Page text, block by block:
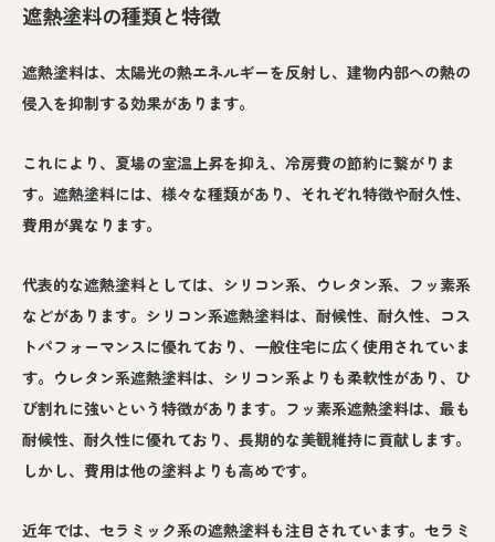
遮熱塗料の種類と特徴
遮熱塗料は、太陽光の熱エネルギーを反射し、建物内部への熱の
侵入を抑制する効果があります。
これにより、夏場の室温上昇を抑え、冷房費の節約に繋がりま
す。遮熱塗料には、様々な種類があり、それぞれ特徴や耐久性、
費用が異なります。
代表的な遮熱塗料としては、シリコン系、ウレタン系、フッ素系
などがあります。シリコン系遮熱塗料は、耐候性、耐久性、コス
トパフォーマンスに優れており、一般住宅に広く使用されていま
す。ウレタン系遮熱塗料は、シリコン系よりも柔軟性があり、ひ
び割れに強いという特徴があります。フッ素系遮熱塗料は、最も
耐候性、耐久性に優れており、長期的な美観維持に貢献します。
しかし、費用は他の塗料よりも高めです。
近年では、セラミック系の遮熱塗料も注目されています。セラミ